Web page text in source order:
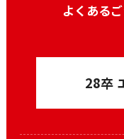
よくある
28卒